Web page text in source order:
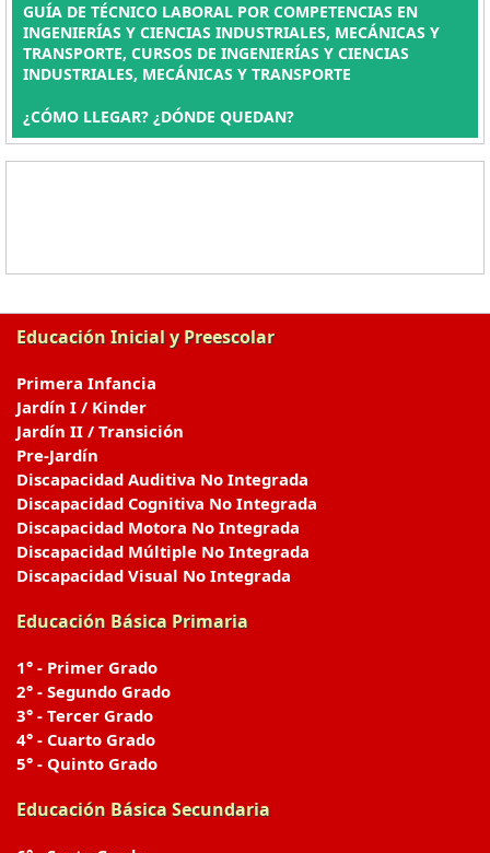
GUÍA DE TÉCNICO LABORAL POR COMPETENCIAS EN
INGENIERÍAS Y CIENCIAS INDUSTRIALES, MECÁNICAS Y
TRANSPORTE, CURSOS DE INGENIERÍAS Y CIENCIAS
INDUSTRIALES, MECÁNICAS Y TRANSPORTE
¿CÓMO LLEGAR? ¿DÓNDE QUEDAN?
Educación Inicial y Preescolar
Primera Infancia
Jardín I / Kinder
Jardín II / Transición
Pre-Jardín
Discapacidad Auditiva No Integrada
Discapacidad Cognitiva No Integrada
Discapacidad Motora No Integrada
Discapacidad Múltiple No Integrada
Discapacidad Visual No Integrada
Educación Básica Primaria
1° - Primer Grado
2° - Segundo Grado
3° - Tercer Grado
4° - Cuarto Grado
5° - Quinto Grado
Educación Básica Secundaria